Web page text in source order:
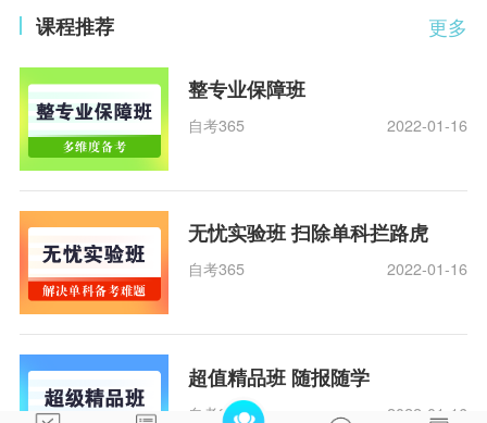
更多
课程推荐
整专业保障班
自考365 2022-01-16
无忧实验班 扫除单科拦路虎
自考365 2022-01-16
超值精品班 随报随学
自考365 2022-01-16